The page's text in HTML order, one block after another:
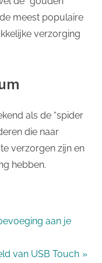
meest populaire
verzorging
als de “spider
die naar
verzorgen zijn en
hebben.
aan je
van USB Touch